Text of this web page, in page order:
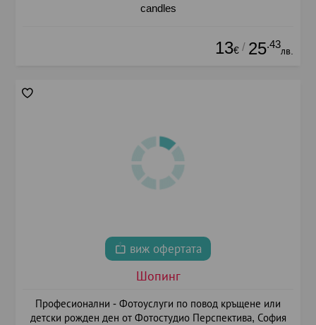
candles
13€ / 25.43
лв.
виж офертата
Шопинг
Професионални - Фотоуслуги по повод кръщене или
детски рожден ден от Фотостудио Перспектива, София